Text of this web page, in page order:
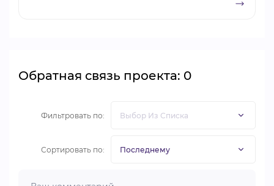
Обратная связь проекта: 0
Фильтровать по:
Сортировать по: